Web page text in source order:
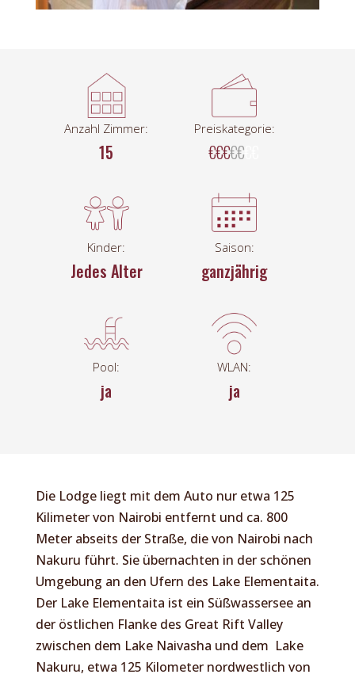
Anzahl Zimmer:
15
Preiskategorie:
€€€€€
Kinder:
Jedes Alter
Saison:
ganzjährig
Pool:
ja
WLAN:
ja
Die Lodge liegt mit dem Auto nur etwa 125
Kilimeter von Nairobi entfernt und ca. 800
Meter abseits der Straße, die von Nairobi nach
Nakuru führt. Sie übernachten in der schönen
Umgebung an den Ufern des Lake Elementaita.
Der Lake Elementaita ist ein Süßwassersee an
der östlichen Flanke des Great Rift Valley
zwischen dem Lake Naivasha und dem Lake
Nakuru, etwa 125 Kilometer nordwestlich von